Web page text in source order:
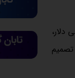
رسیده است. قدرت کلی دلار،
تورم ایالات‌متحده در تاریخ ۱۳ سپتامبر و تصمیم